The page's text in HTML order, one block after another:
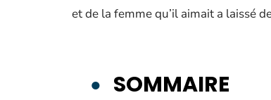
et de la femme qu’il aimait a laissé
SOMMAIRE